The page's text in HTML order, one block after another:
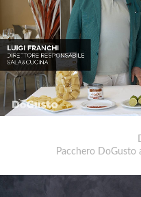
Pacchero DoGusto